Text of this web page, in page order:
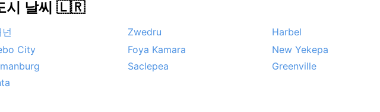
시 날씨 🇱🇷
Zwedru
Harbel
City Foya Kamara
New Yekepa
Saclepea
Greenville